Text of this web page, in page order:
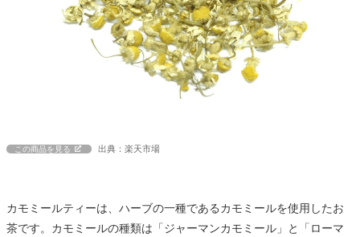
この商品を見る 出典：楽天市場
カモミールティーは、ハーブの一種であるカモミールを使用したお
茶です。カモミールの種類は「ジャーマンカモミール」と「ローマ